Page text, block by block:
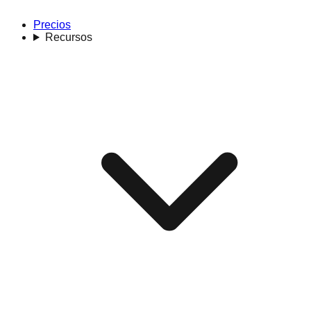
Precios
Recursos